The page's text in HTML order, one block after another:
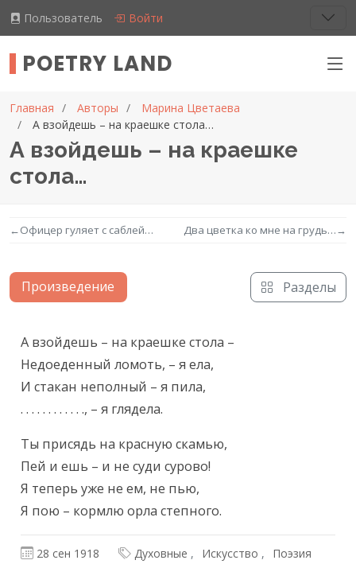
Пользователь Войти
POETRY LAND
Главная Авторы
Марина Цветаева
А взойдешь – на краешке стола…
А взойдешь – на краешке
стола…
←Офицер гуляет с саблей… Два цветка ко мне на грудь…→
Произведение Разделы
Текст произведения
А взойдешь – на краешке стола –
Недоеденный ломоть, – я ела,
И стакан неполный – я пила,
. . . . . . . . . . . ., – я глядела.
Ты присядь на красную скамью,
Пей и ешь – и не суди сурово!
Я теперь уже не ем, не пью,
Я пою – кормлю орла степного.
28 сен 1918 Духовные Искусство
Поэзия